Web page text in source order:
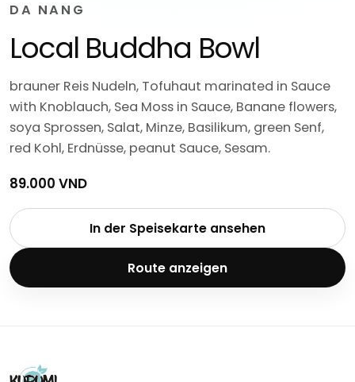
DA NANG
Local Buddha Bowl
brauner Reis Nudeln, Tofuhaut marinated in Sauce
with Knoblauch, Sea Moss in Sauce, Banane flowers,
soya Sprossen, Salat, Minze, Basilikum, green Senf,
red Kohl, Erdnüsse, peanut Sauce, Sesam.
89.000 VND
In der Speisekarte ansehen
Route anzeigen